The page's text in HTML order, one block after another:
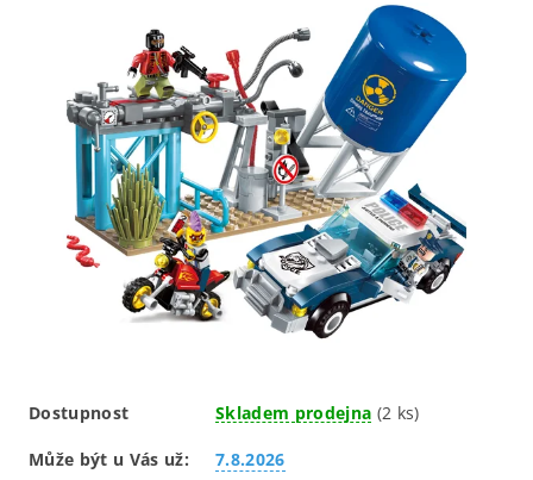
Dostupnost Skladem prodejna (2 ks)
Může být u Vás už: 7.8.2026